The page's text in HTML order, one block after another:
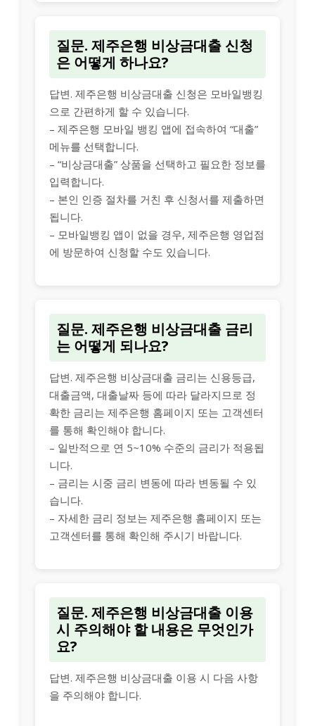
질문. 제주은행 비상금대출 신청
은 어떻게 하나요?
답변. 제주은행 비상금대출 신청은 모바일뱅킹
으로 간편하게 할 수 있습니다.
– 제주은행 모바일 뱅킹 앱에 접속하여 “대출”
메뉴를 선택합니다.
– “비상금대출” 상품을 선택하고 필요한 정보를
입력합니다.
– 본인 인증 절차를 거친 후 신청서를 제출하면
됩니다.
– 모바일뱅킹 앱이 없을 경우, 제주은행 영업점
에 방문하여 신청할 수도 있습니다.
질문. 제주은행 비상금대출 금리
는 어떻게 되나요?
답변. 제주은행 비상금대출 금리는 신용등급,
대출금액, 대출날짜 등에 따라 달라지므로 정
확한 금리는 제주은행 홈페이지 또는 고객센터
를 통해 확인해야 합니다.
– 일반적으로 연 5~10% 수준의 금리가 적용됩
니다.
– 금리는 시중 금리 변동에 따라 변동될 수 있
습니다.
– 자세한 금리 정보는 제주은행 홈페이지 또는
고객센터를 통해 확인해 주시기 바랍니다.
질문. 제주은행 비상금대출 이용
시 주의해야 할 내용은 무엇인가
요?
답변. 제주은행 비상금대출 이용 시 다음 사항
을 주의해야 합니다.